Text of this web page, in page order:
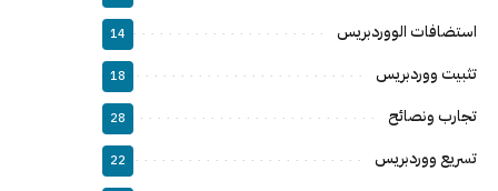
استضافات الووردبريس 14
تثبيت ووردبريس 18
تجارب ونصائح 28
تسريع ووردبريس 22